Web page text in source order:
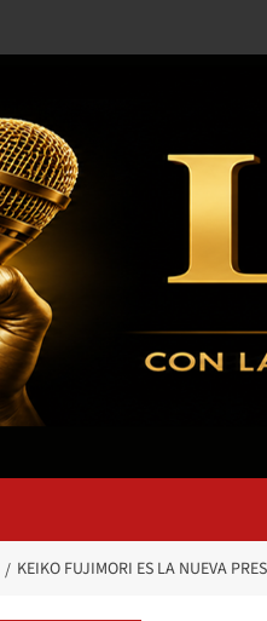
KEIKO FUJIMORI ES LA NUEVA